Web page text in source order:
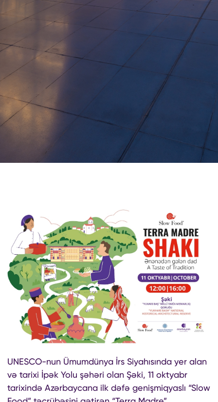
UNESCO-nun Ümumdünya İrs Siyahısında yer alan
və tarixi İpək Yolu şəhəri olan Şəki, 11 oktyabr
tarixində Azərbaycana ilk dəfə genişmiqyaslı “Slow